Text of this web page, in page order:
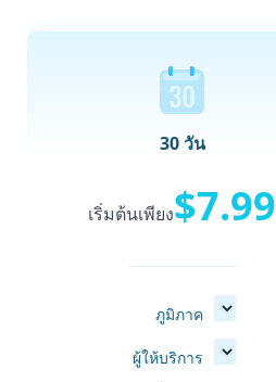
30 วัน
เริ่มต้นเพียง$7.99
ภูมิภาค
ผู้ให้บริการ